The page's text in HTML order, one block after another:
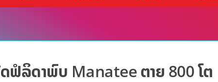
ຟໍລິດາພົບ Manatee ຕາຍ 800 ໂຕ